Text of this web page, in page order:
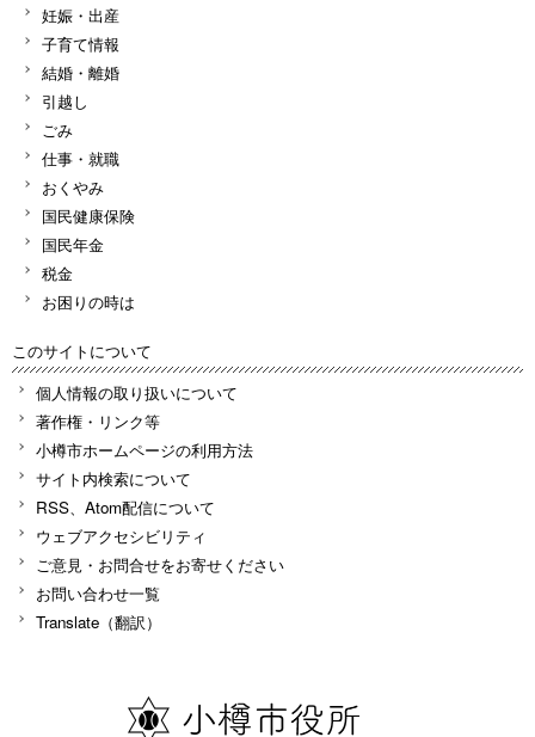
妊娠・出産
子育て情報
結婚・離婚
引越し
ごみ
仕事・就職
おくやみ
国民健康保険
国民年金
税金
お困りの時は
このサイトについて
個人情報の取り扱いについて
著作権・リンク等
小樽市ホームページの利用方法
サイト内検索について
RSS、Atom配信について
ウェブアクセシビリティ
ご意見・お問合せをお寄せください
お問い合わせ一覧
Translate（翻訳）